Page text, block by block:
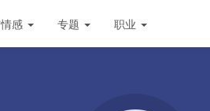
感 专题 职业